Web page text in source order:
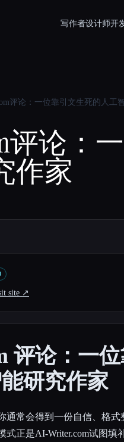
写作者设计师开
评论：一位靠引文生死的人工
评论
作家
site ↗︎
评论：一
研究作家
通常会得到一份自信、格式
正是AI-Writer.com试图填